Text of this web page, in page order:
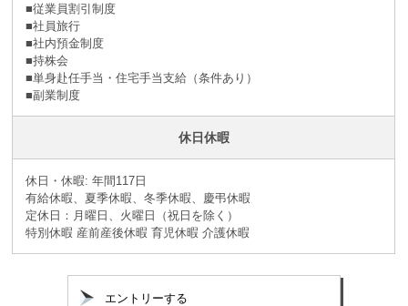
■従業員割引制度
■社員旅⾏
■社内預⾦制度
■持株会
■単身赴任手当・住宅手当支給（条件あり）
■副業制度
休日休暇
休日・休暇: 年間117日
有給休暇、夏季休暇、冬季休暇、慶弔休暇
定休日：月曜日、火曜日（祝日を除く）
特別休暇 産前産後休暇 育児休暇 介護休暇
エントリーする